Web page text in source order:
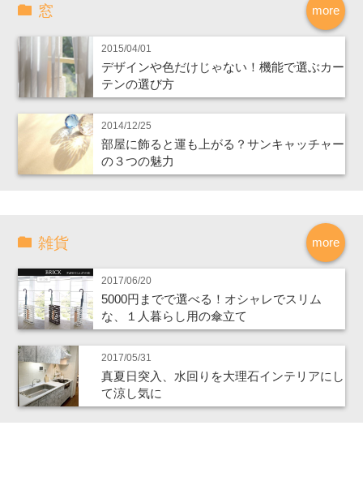
more
窓
2015/04/01
デザインや色だけじゃない！機能で選ぶカー
テンの選び方
2014/12/25
部屋に飾ると運も上がる？サンキャッチャー
の３つの魅力
more
雑貨
2017/06/20
5000円までで選べる！オシャレでスリム
な、１人暮らし用の傘立て
2017/05/31
真夏日突入、水回りを大理石インテリアにし
て涼し気に